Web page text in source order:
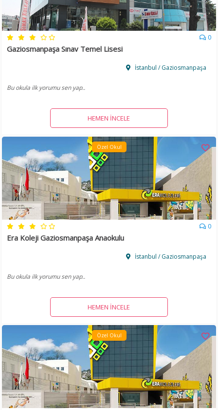
0
Gaziosmanpaşa Sınav Temel Lisesi
İstanbul / Gaziosmanpaşa
Bu okula ilk yorumu sen yap..
HEMEN İNCELE
Özel Okul
0
Era Koleji Gaziosmanpaşa Anaokulu
İstanbul / Gaziosmanpaşa
Bu okula ilk yorumu sen yap..
HEMEN İNCELE
Özel Okul